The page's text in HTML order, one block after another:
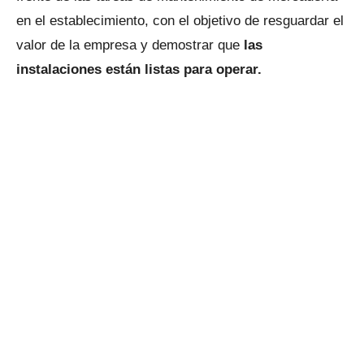
en el establecimiento, con el objetivo de resguardar el
valor de la empresa y demostrar que las
instalaciones están listas para operar.